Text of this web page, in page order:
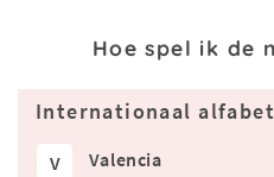
Hoe spel ik de
Internationaal alfabet
V Valencia